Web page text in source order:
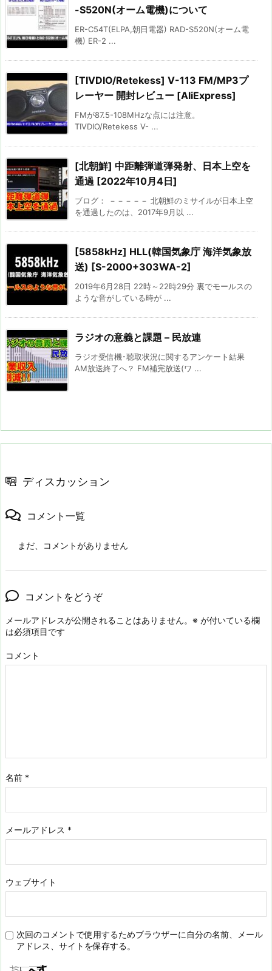
-S520N(オーム電機)について
ER-C54T(ELPA,朝日電器) RAD-S520N(オーム電
機) ER-2 ...
[TIVDIO/Retekess] V-113 FM/MP3プ
レーヤー 開封レビュー [AliExpress]
FMが87.5-108MHzな点には注意。
TIVDIO/Retekess V- ...
[北朝鮮] 中距離弾道弾発射、日本上空を
通過 [2022年10月4日]
ブログ： －－－－－ 北朝鮮のミサイルが日本上空
を通過したのは、2017年9月以 ...
[5858kHz] HLL(韓国気象庁 海洋気象放
送) [S-2000+303WA-2]
2019年6月28日 22時～22時29分 裏でモールスの
ような音がしている時が ...
ラジオの意義と課題 – 民放連
ラジオ受信機･聴取状況に関するアンケート結果
AM放送終了へ？ FM補完放送(ワ ...
ディスカッション
コメント一覧
まだ、コメントがありません
コメントをどうぞ
メールアドレスが公開されることはありません。 ※ が付いている欄
は必須項目です
コメント
名前 *
メールアドレス *
ウェブサイト
次回のコメントで使用するためブラウザーに自分の名前、メール
アドレス、サイトを保存する。